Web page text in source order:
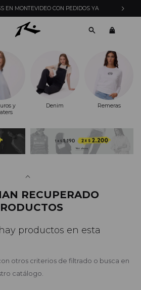
EN MONTEVIDEO CON PEDIDOS YA
y
Denim Remeras
RECUPERADO
productos en esta
otros criterios de filtrado o busca en
catálogo.